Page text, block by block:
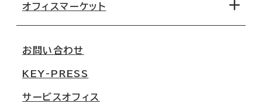
移転コストシミュレーション
移転スケジュール
オフィス移転Q&A
オフィスマーケット
大阪
名古屋
お問い合わせ
KEY-PRESS
サービスオフィス